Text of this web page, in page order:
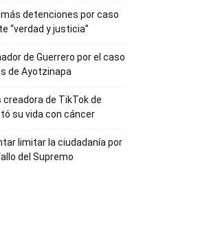
detenciones por caso
“verdad y justicia”
de Guerrero por el caso
de Ayotzinapa
creadora de TikTok de
su vida con cáncer
limitar la ciudadanía por
del Supremo